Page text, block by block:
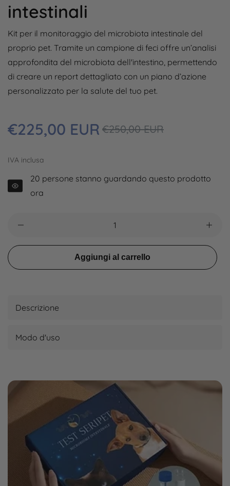
intestinali
Kit per il monitoraggio del microbiota intestinale del
proprio pet. Tramite un campione di feci offre un’analisi
approfondita del microbiota dell'intestino, permettendo
di creare un report dettagliato con un piano d’azione
personalizzato per la salute del tuo pet.
Prezzo
regolare
€225,00 EUR Prezzo
€250,00 EUR
IVA inclusa
20 persone stanno guardando questo prodotto
ora
Aggiungi al carrello
Descrizione
Modo d'uso